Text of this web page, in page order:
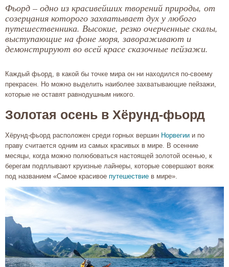
Фьорд – одно из красивейших творений природы, от
созерцания которого захватывает дух у любого
путешественника. Высокие, резко очерченные скалы,
выступающие на фоне моря, завораживают и
демонстрируют во всей красе сказочные пейзажи.
Каждый фьорд, в какой бы точке мира он ни находился по-своему
прекрасен. Но можно выделить наиболее захватывающие пейзажи,
которые не оставят равнодушным никого.
Золотая осень в Хёрунд-фьорд
Хёрунд-фьорд расположен среди горных вершин Норвегии и по
праву считается одним из самых красивых в мире. В осенние
месяцы, когда можно полюбоваться настоящей золотой осенью, к
берегам подплывают круизные лайнеры, которые совершают вояж
под названием «Самое красивое путешествие в мире».